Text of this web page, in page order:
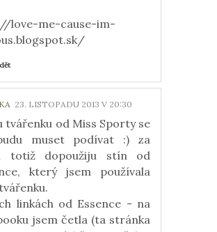
love-me-cause-im-
23. LISTOPADU 2013 V 20:30
tvářenku od Miss Sporty se
muset podívat :) za
totiž dopoužiju stín od
který jsem používala
linkách od Essence - na
jsem četla (ta stránka